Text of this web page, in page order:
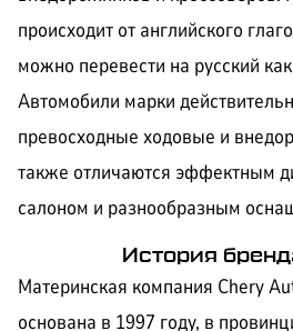
происходит от английского
можно перевести на русский
Автомобили марки
превосходные ходовые и
также отличаются эффектным
салоном и разнообразным
История
Материнская компания Chery
основана в 1997 году, в